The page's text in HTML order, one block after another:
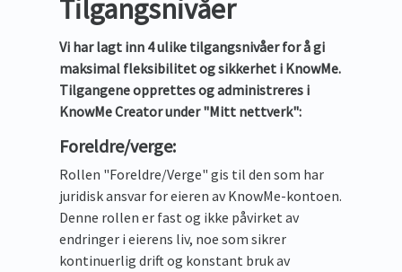
Tilgangsnivåer
Vi har lagt inn 4 ulike tilgangsnivåer for å gi
maksimal fleksibilitet og sikkerhet i KnowMe.
Tilgangene opprettes og administreres i
KnowMe Creator under "Mitt nettverk":
Foreldre/verge:
Rollen "Foreldre/Verge" gis til den som har
juridisk ansvar for eieren av KnowMe-kontoen.
Denne rollen er fast og ikke påvirket av
endringer i eierens liv, noe som sikrer
kontinuerlig drift og konstant bruk av